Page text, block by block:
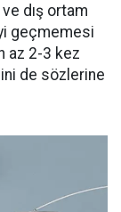
dış ortam
geçmemesi
az 2-3 kez
de sözlerine